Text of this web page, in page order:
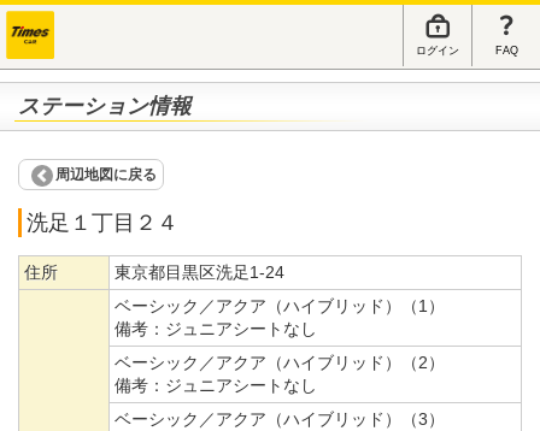
ログイン FAQ
ステーション情報
周辺地図に戻る
洗足１丁目２４
住所 東京都目黒区洗足1-24
ベーシック／アクア（ハイブリッド）（1）
備考： ジュニアシートなし
ベーシック／アクア（ハイブリッド）（2）
備考： ジュニアシートなし
ベーシック／アクア（ハイブリッド）（3）